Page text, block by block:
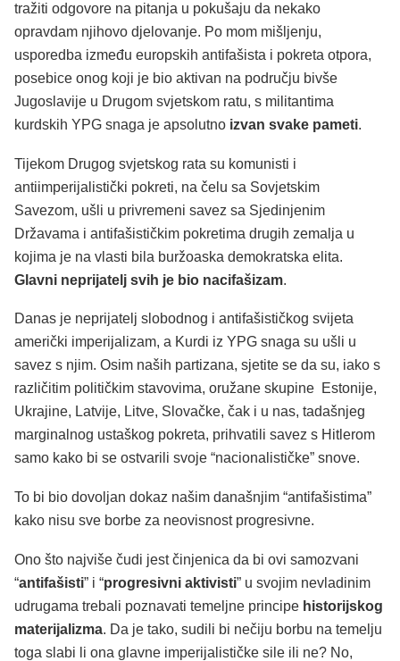
tražiti odgovore na pitanja u pokušaju da nekako
opravdam njihovo djelovanje. Po mom mišljenju,
usporedba između europskih antifašista i pokreta otpora,
posebice onog koji je bio aktivan na području bivše
Jugoslavije u Drugom svjetskom ratu, s militantima
kurdskih YPG snaga je apsolutno izvan svake pameti.
Tijekom Drugog svjetskog rata su komunisti i
antiimperijalistički pokreti, na čelu sa Sovjetskim
Savezom, ušli u privremeni savez sa Sjedinjenim
Državama i antifašističkim pokretima drugih zemalja u
kojima je na vlasti bila buržoaska demokratska elita.
Glavni neprijatelj svih je bio nacifašizam.
Danas je neprijatelj slobodnog i antifašističkog svijeta
američki imperijalizam, a Kurdi iz YPG snaga su ušli u
savez s njim. Osim naših partizana, sjetite se da su, iako s
različitim političkim stavovima, oružane skupine Estonije,
Ukrajine, Latvije, Litve, Slovačke, čak i u nas, tadašnjeg
marginalnog ustaškog pokreta, prihvatili savez s Hitlerom
samo kako bi se ostvarili svoje “nacionalističke” snove.
To bi bio dovoljan dokaz našim današnjim “antifašistima”
kako nisu sve borbe za neovisnost progresivne.
Ono što najviše čudi jest činjenica da bi ovi samozvani
“antifašisti” i “progresivni aktivisti” u svojim nevladinim
udrugama trebali poznavati temeljne principe historijskog
materijalizma. Da je tako, sudili bi nečiju borbu na temelju
toga slabi li ona glavne imperijalističke sile ili ne? No,